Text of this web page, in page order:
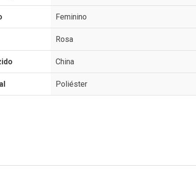
Feminino
Rosa
China
Poliéster